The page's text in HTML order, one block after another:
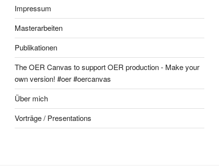
Impressum
Masterarbeiten
Publikationen
The OER Canvas to support OER production - Make your
own version! #oer #oercanvas
Über mich
Vorträge / Presentations